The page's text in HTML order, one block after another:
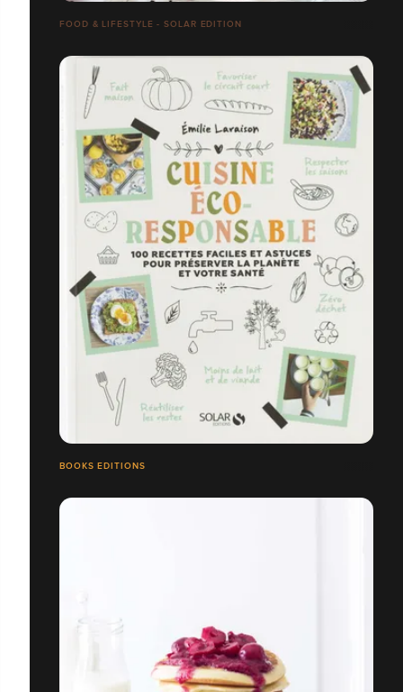
FOOD & LIFESTYLE - SOLAR EDITION
BOOKS EDITIONS